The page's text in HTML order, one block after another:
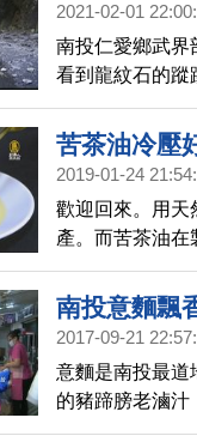
2021-02-01
南投仁愛鄉武界
看到龍紋石的蹤
三種礦質共生。
苦茶油冷壓
2019-01-24
歡迎回來。用天
產。而苦茶油在
異，在料理上也
南投意麵飄
2017-09-21
意麵是南投最道
的豬蹄膀老滷汁
著肉香，深受饕